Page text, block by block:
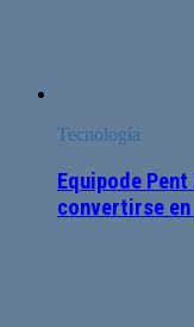
Tecnología
Equipode
convertirse